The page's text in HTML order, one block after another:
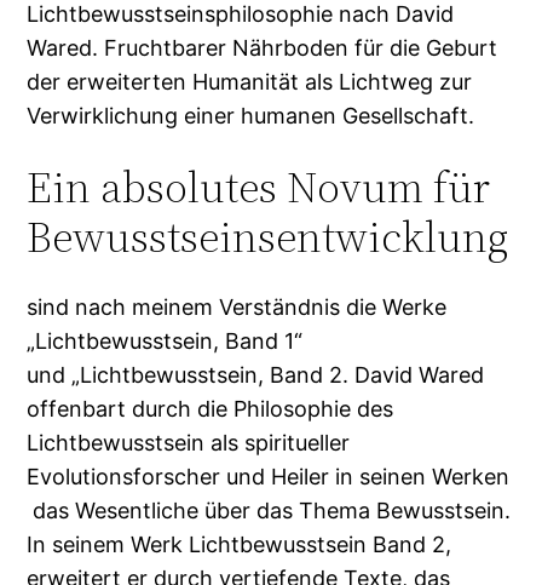
Lichtbewusstseinsphilosophie nach David
Wared. Fruchtbarer Nährboden für die Geburt
der erweiterten Humanität als Lichtweg zur
Verwirklichung einer humanen Gesellschaft.
Ein absolutes Novum für
Bewusstseinsentwicklung
sind nach meinem Verständnis die Werke
„Lichtbewusstsein, Band 1“
und „Lichtbewusstsein, Band 2. David Wared
offenbart durch die Philosophie des
Lichtbewusstsein als spiritueller
Evolutionsforscher und Heiler in seinen Werken
das Wesentliche über das Thema Bewusstsein.
In seinem Werk Lichtbewusstsein Band 2,
erweitert er durch vertiefende Texte, das